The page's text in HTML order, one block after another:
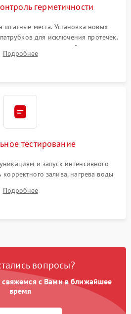
герметичности
штатные места. Установка новых
для исключения протечек.
гидравлической системы,
установка датчика поплавка.
Подробнее
тестирование
и запуск интенсивного
залива, нагрева воды
отсутствия посторонних шумов,
сухости в поддоне.
Подробнее
вопросы?
свяжемся с Вами в ближайшее
время